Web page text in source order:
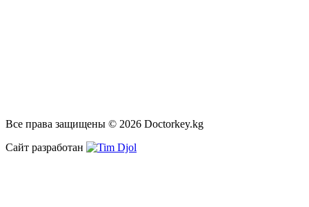
Все права защищены © 2026 Doctorkey.kg
Сайт разработан